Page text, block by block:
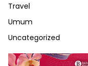
Travel
Umum
Uncategorized